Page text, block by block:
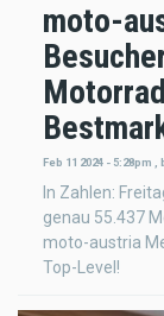
moto-
Feb 11 2024 - 5:28pm ,
In Zahlen:
genau 55.437
moto-austria
Top-Level!